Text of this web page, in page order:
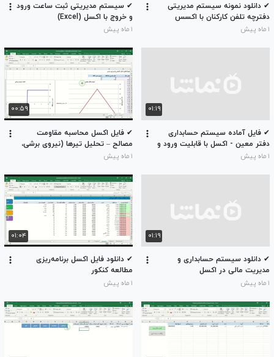
✔ دانلود نمونه سیستم مدیریتی
دفترچه تلفن کارکنان با اکسس
Address Book Access۱ ماه پیش
✔ سیستم مدیریتی ثبت ساعت ورود
و خروج با اکسل (Excel)
۱ ماه پیش
۰۱:۱۹
✔ فایل آماده سیستم حسابداری
دفتر معین - اکسل با قابلیت ورود و
گزارش۱ ماه پیش
۰۰:۵۹
✔ فایل اکسل محاسبه مقاومت
مصالح – تحلیل تیرها (نیروی برشی،
لنگر خمشی و خیز)۱ ماه پیش
۰۱:۱۹
✔ دانلود سیستم حسابداری و
مدیریت مالی در اکسل
۱ ماه پیش
۰۱:۰۴
✔ دانلود فایل اکسل برنامه‌ریزی
مطالعه کنکور
۱ ماه پیش